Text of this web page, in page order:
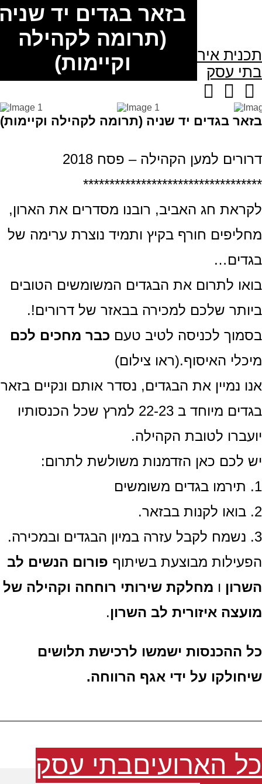
09-7962701
אירועים
אצלנו בדרורים
עסק
צור קשר
בזאר בגדים יד שניה
(תרומה לקהילה
וקיימות)
בגדים יד שניה (תרומה לקהילה וקיימות)
למען הקהילה – פסח 2018
חג האביב, רובנו מסדרים את הארון,
חורף בקיץ ותמיד נוצרת ערימה של
לתרום את הבגדים המשומשים הטובים
שלכם למכירה בבאזר של דרורים!.
לכניסה לטיב טעםכבר מחכים לכם
האיסוף.(ראו צילום)
נמיין את הבגדים, נסדר אותם ונקיים בזאר
בגדים מיוחד ב 22-23 למרץ שכל הכנסותיו
לטובת הקהילה.
לכם כאן הזדמנות משולשת לתרום:
מבוצעת בשיתוףפורום הנשים לב
ו מחלקת שירותי רוחחה וקהילה של
איזורית לב השרון.
ההכנסות ישמשו לרכישת תלושים
על ידי אגף הרווחה.
הארועיםבתי עסק